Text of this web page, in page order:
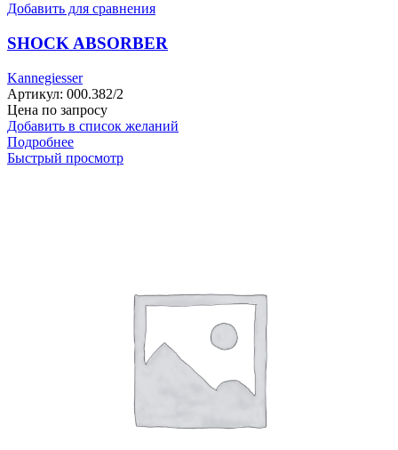
Добавить для сравнения
SHOCK ABSORBER
Kannegiesser
Артикул: 000.382/2
Цена по запросу
Добавить в список желаний
Подробнее
Быстрый просмотр